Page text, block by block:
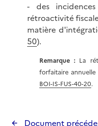
- des
rétroactivité
matière
50).
Remarque : La
forfaitaire
BOI-IS-FUS-40-20.
Document